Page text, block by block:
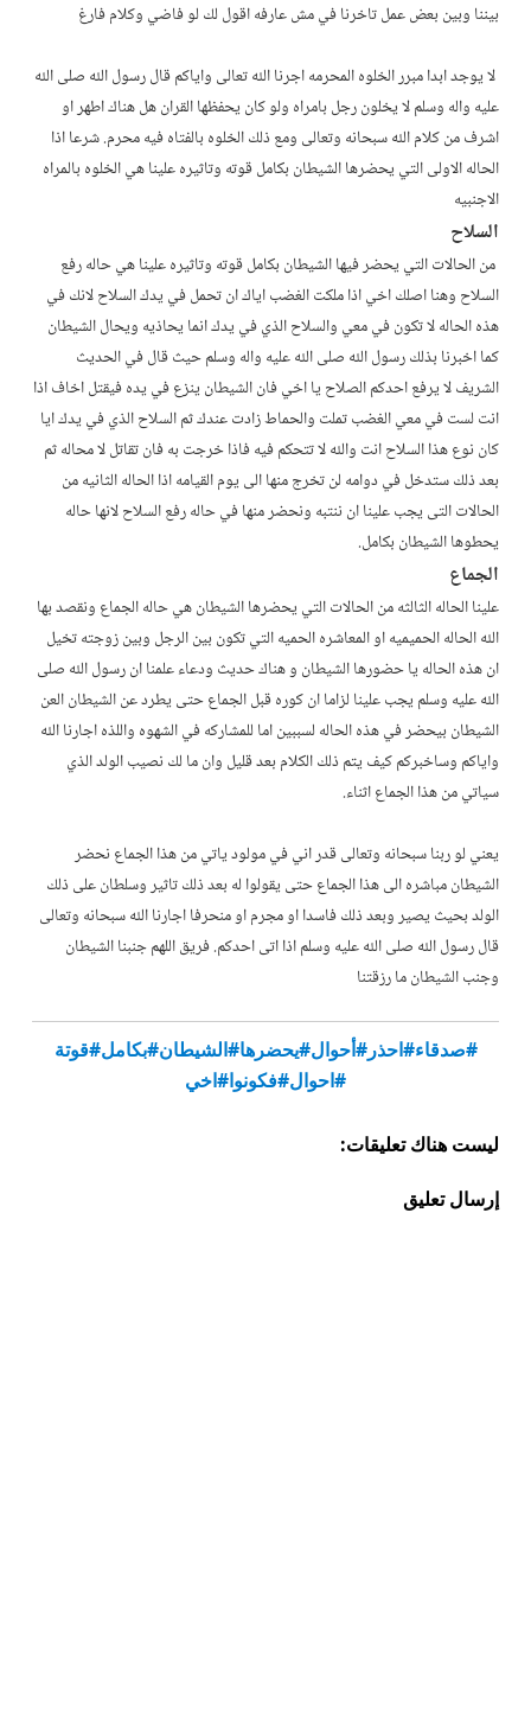
بيننا وبين بعض عمل تاخرنا في مش عارفه اقول لك لو فاضي وكلام فارغ
لا يوجد ابدا مبرر الخلوه المحرمه اجرنا الله تعالى واياكم قال رسول الله صلى الله
عليه واله وسلم لا يخلون رجل بامراه ولو كان يحفظها القران هل هناك اطهر او
اشرف من كلام الله سبحانه وتعالى ومع ذلك الخلوه بالفتاه فيه محرم. شرعا اذا
الحاله الاولى التي يحضرها الشيطان بكامل قوته وتاثيره علينا هي الخلوه بالمراه
الاجنبيه
السلاح
من الحالات التي يحضر فيها الشيطان بكامل قوته وتاثيره علينا هي حاله رفع
السلاح وهنا اصلك اخي اذا ملكت الغضب اياك ان تحمل في يدك السلاح لانك في
هذه الحاله لا تكون في معي والسلاح الذي في يدك انما يحاذيه ويحال الشيطان
كما اخبرنا بذلك رسول الله صلى الله عليه واله وسلم حيث قال في الحديث
الشريف لا يرفع احدكم الصلاح يا اخي فان الشيطان ينزع في يده فيقتل اخاف اذا
انت لست في معي الغضب تملت والحماط زادت عندك ثم السلاح الذي في يدك ايا
كان نوع هذا السلاح انت والله لا تتحكم فيه فاذا خرجت به فان تقاتل لا محاله ثم
بعد ذلك ستدخل في دوامه لن تخرج منها الى يوم القيامه اذا الحاله الثانيه من
الحالات التى يجب علينا ان ننتبه ونحضر منها في حاله رفع السلاح لانها حاله
يحطوها الشيطان بكامل.
الجماع
علينا الحاله الثالثه من الحالات التي يحضرها الشيطان هي حاله الجماع ونقصد بها
الله الحاله الحميميه او المعاشره الحميه التي تكون بين الرجل وبين زوجته تخيل
ان هذه الحاله يا حضورها الشيطان و هناك حديث ودعاء علمنا ان رسول الله صلى
الله عليه وسلم يجب علينا لزاما ان كوره قبل الجماع حتى يطرد عن الشيطان العن
الشيطان بيحضر في هذه الحاله لسببين اما للمشاركه في الشهوه واللذه اجارنا الله
واياكم وساخبركم كيف يتم ذلك الكلام بعد قليل وان ما لك نصيب الولد الذي
سياتي من هذا الجماع اثناء.
يعني لو ربنا سبحانه وتعالى قدر اني في مولود ياتي من هذا الجماع نحضر
الشيطان مباشره الى هذا الجماع حتى يقولوا له بعد ذلك تاثير وسلطان على ذلك
الولد بحيث يصير وبعد ذلك فاسدا او مجرم او منحرفا اجارنا الله سبحانه وتعالى
قال رسول الله صلى الله عليه وسلم اذا اتى احدكم. فريق اللهم جنبنا الشيطان
وجنب الشيطان ما رزقتنا
#صدقاء#احذر#أحوال#يحضرها#الشيطان#بكامل#قوتة
#احوال#فكونوا#اخي
ليست هناك تعليقات:
إرسال تعليق